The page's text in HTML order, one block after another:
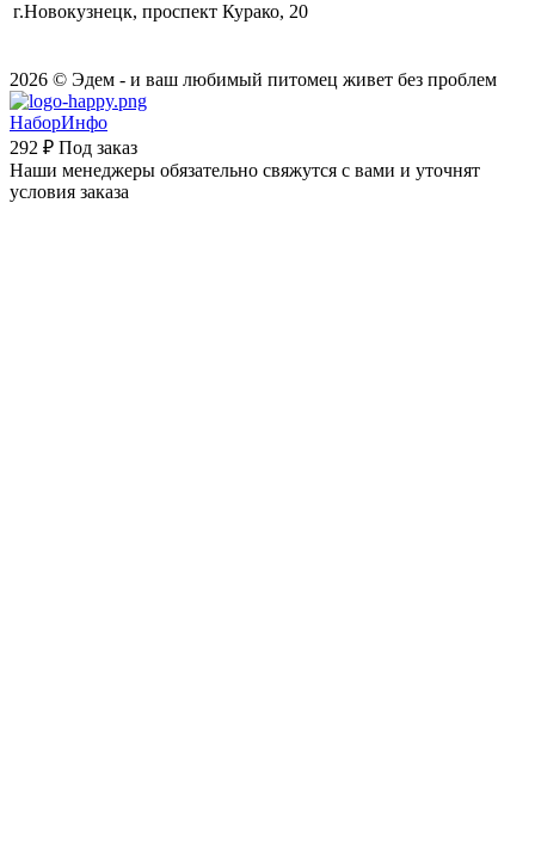
г.Новокузнецк, проспект Курако, 20
2026 © Эдем - и ваш любимый питомец живет без проблем
НаборИнфо
292 ₽ Под заказ
Наши менеджеры обязательно свяжутся с вами и уточнят
условия заказа